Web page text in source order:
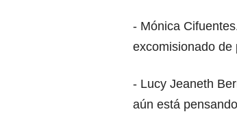
- Mónica
excomisionado de
- Lucy Jeaneth
aún está